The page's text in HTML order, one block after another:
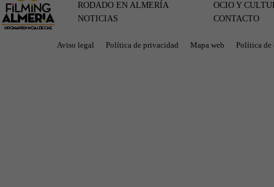
RODADO EN ALMERÍA
NOTICIAS
OCIO Y
CONTACTO
Aviso legal Política de privacidad Mapa web Política de